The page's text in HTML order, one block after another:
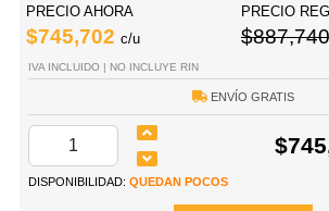
PRECIO AHORA
$745,702 c/u
PRECIO
$887,740
IVA INCLUIDO | NO INCLUYE RIN
ENVÍO GRATIS
DISPONIBILIDAD: QUEDAN POCOS